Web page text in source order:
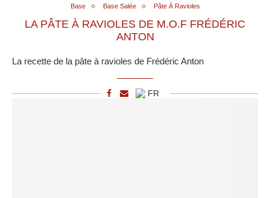
Base Base Salée Pâte À Ravioles
LA PÂTE À RAVIOLES DE M.O.F FRÉDÉRIC
ANTON
La recette de la pâte à ravioles de Frédéric Anton
FR